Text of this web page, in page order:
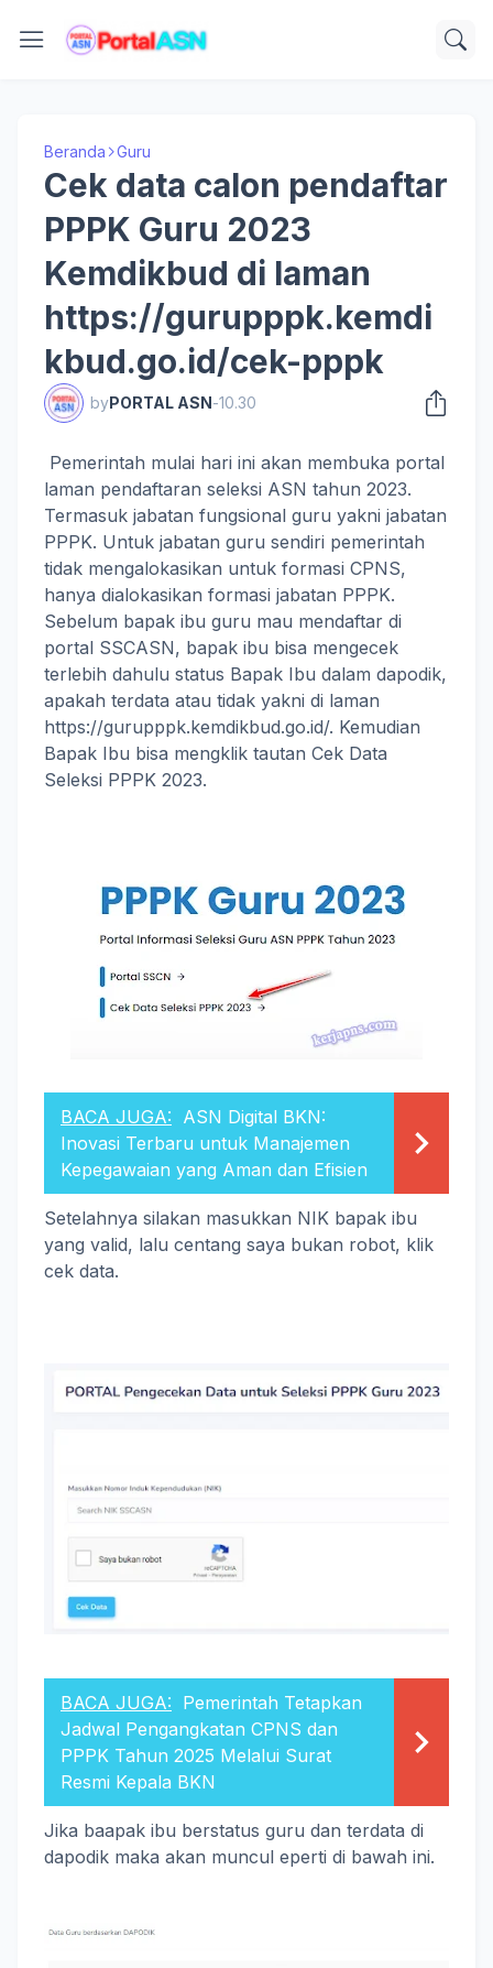
Beranda Guru
Cek data calon pendaftar
PPPK Guru 2023
Kemdikbud di laman
https://gurupppk.kemdi
kbud.go.id/cek-pppk
byPORTAL ASN-10.30
Pemerintah mulai hari ini akan membuka portal
laman pendaftaran seleksi ASN tahun 2023.
Termasuk jabatan fungsional guru yakni jabatan
PPPK. Untuk jabatan guru sendiri pemerintah
tidak mengalokasikan untuk formasi CPNS,
hanya dialokasikan formasi jabatan PPPK.
Sebelum bapak ibu guru mau mendaftar di
portal SSCASN, bapak ibu bisa mengecek
terlebih dahulu status Bapak Ibu dalam dapodik,
apakah terdata atau tidak yakni di laman
https://gurupppk.kemdikbud.go.id/. Kemudian
Bapak Ibu bisa mengklik tautan Cek Data
Seleksi PPPK 2023.
BACA JUGA: ASN Digital BKN:
Inovasi Terbaru untuk Manajemen
Kepegawaian yang Aman dan Efisien
Setelahnya silakan masukkan NIK bapak ibu
yang valid, lalu centang saya bukan robot, klik
cek data.
BACA JUGA: Pemerintah Tetapkan
Jadwal Pengangkatan CPNS dan
PPPK Tahun 2025 Melalui Surat
Resmi Kepala BKN
Jika baapak ibu berstatus guru dan terdata di
dapodik maka akan muncul eperti di bawah ini.